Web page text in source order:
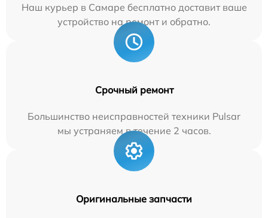
Наш курьер в Самаре бесплатно доставит ваше
устройство на ремонт и обратно.
Срочный ремонт
Большинство неисправностей техники Pulsar
мы устраняем в течение 2 часов.
Оригинальные запчасти